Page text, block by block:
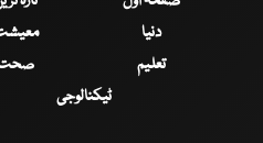
دنیا
تعلیم
ٹیکنالوجی